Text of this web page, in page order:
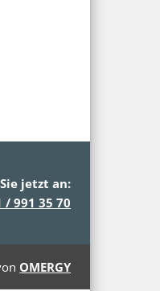
jetzt an:
/ 991 35 70
OMERGY